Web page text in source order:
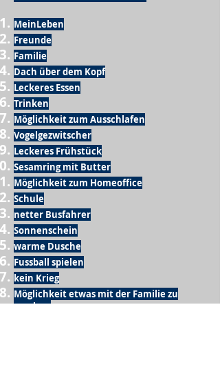
MeinLeben
Freunde
Familie
Dach über dem Kopf
Leckeres Essen
Trinken
Möglichkeit zum Ausschlafen
Vogelgezwitscher
Leckeres Frühstück
Sesamring mit Butter
Möglichkeit zum Homeoffice
Schule
netter Busfahrer
Sonnenschein
warme Dusche
Fussball spielen
kein Krieg
Möglichkeit etwas mit der Familie zu
machen